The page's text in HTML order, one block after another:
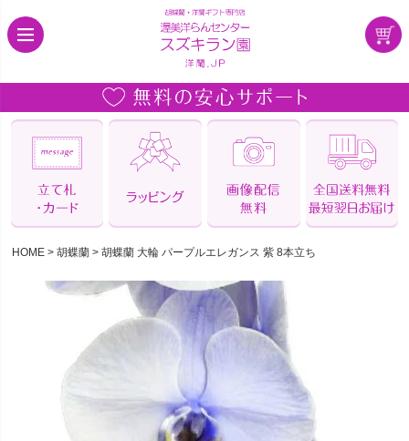
HOME 胡蝶蘭 胡蝶蘭 大輪 パープルエレガンス 紫 8本立ち